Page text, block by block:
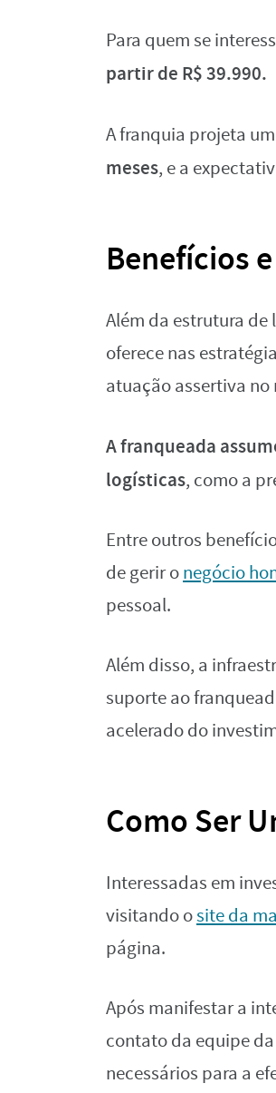
Para quem se
partir de R$ 39.990.
A franquia projeta
meses, e a
Benefícios
Além da estrutura
oferece nas
atuação assertiva no
A franqueada
logísticas, como a
Entre outros
de gerir onegócio
pessoal.
Além disso, a
suporte ao
acelerado do
Como Ser
Interessadas em
visitando osite da
página.
Após manifestar a
contato da equipe
necessários para a